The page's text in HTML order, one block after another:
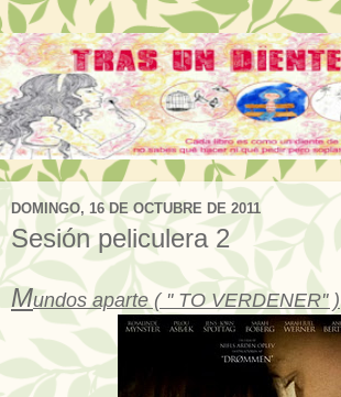
DOMINGO, 16 DE OCTUBRE DE 2011
Sesión peliculera 2
Mundos aparte ( '' TO VERDENER'' )